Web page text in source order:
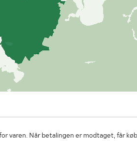
varen. Når betalingen er modtaget, får